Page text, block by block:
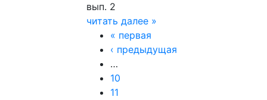
вып. 2
читать далее »
Страницы
« первая
‹ предыдущая
…
10
11